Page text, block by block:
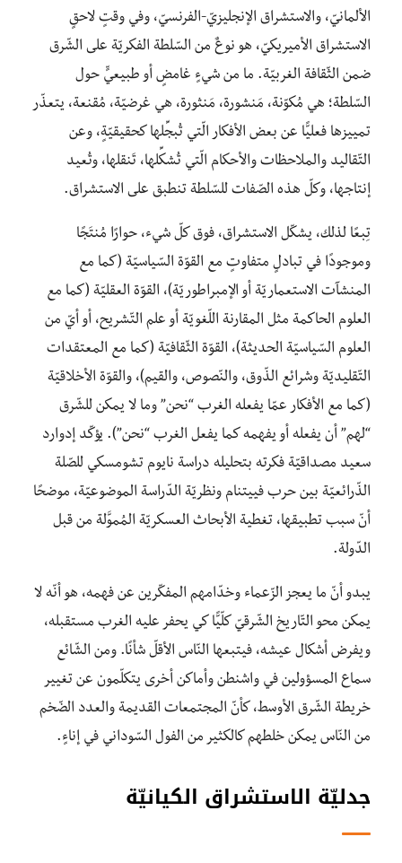
الألمانيّ، والاستشراق الإنجليزيّ-الفرنسيّ، وفي وقتٍ لاحقٍ
الاستشراق الأميريكيّ، هو نوعٌ من السّلطة الفكريّة على الشّرق
ضمن الثّقافة الغربيّة. ما من شيءٍ غامضٍ أو طبيعيٍّ حول
السّلطة؛ هي مُكوّنة، مَنشورة، مَنثورة، هي غرضيّة، مُقنعة، يتعذّر
تمييزها فعليًّا عن بعض الأفكار الّتي تُبجِّلها كحقيقيّةٍ، وعن
التّقاليد والملاحظات والأحكام الّتي تُشكِّلها، تَنقلها، وتُعيد
إنتاجها، وكلّ هذه الصّفات للسّلطة تنطبق على الاستشراق.
تِبعًا لذلك، يشكّل الاستشراق، فوق كلّ شيء، حوارًا مُنتَجًا
وموجودًا في تبادلٍ متفاوتٍ مع القوّة السّياسيّة (كما مع
المنشآت الاستعماريّة أو الإمبراطوريّة)، القوّة العقليّة (كما مع
العلوم الحاكمة مثل المقارنة اللّغويّة أو علم التّشريح، أو أيّ من
العلوم السّياسيّة الحديثة)، القوّة الثّقافيّة (كما مع المعتقدات
التّقليديّة وشرائع الذّوق، والنّصوص، والقيم)، والقوّة الأخلاقيّة
(كما مع الأفكار عمّا يفعله الغرب “نحن” وما لا يمكن للشّرق
“لهم” أن يفعله أو يفهمه كما يفعل الغرب “نحن”). يؤكّد إدوارد
سعيد مصداقيّة فكرته بتحليله دراسة نايوم تشومسكي للصّلة
الذّرائعيّة بين حرب فييتنام ونظريّة الدّراسة الموضوعيّة، موضحًا
أنّ سبب تطبيقها، تغطية الأبحاث العسكريّة المُموَّلة من قبل
الدّولة.
يبدو أنّ ما يعجز الزّعماء وخدّامهم المفكّرين عن فهمه، هو أنّه لا
يمكن محو التّاريخ الشّرقيّ كلّيًّا كي يحفر عليه الغرب مستقبله،
ويفرض أشكال عيشه، فيتبعها النّاس الأقلّ شأنًا. ومن الشّائع
سماع المسؤولين في واشنطن وأماكن أخرى يتكلّمون عن تغيير
خريطة الشّرق الأوسط، كأنّ المجتمعات القديمة والعدد الضّخم
من النّاس يمكن خلطهم كالكثير من الفول السّوداني في إناءٍ.
جدليّة الاستشراق الكيانيّة